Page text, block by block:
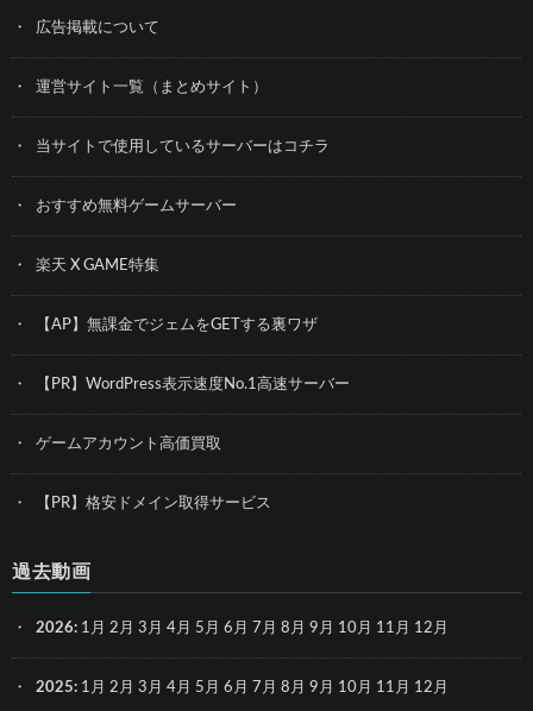
広告掲載について
運営サイト一覧（まとめサイト）
当サイトで使用しているサーバーはコチラ
おすすめ無料ゲームサーバー
楽天 X GAME特集
【AP】無課金でジェムをGETする裏ワザ
【PR】WordPress表示速度No.1高速サーバー
ゲームアカウント高価買取
【PR】格安ドメイン取得サービス
過去動画
2026: 1月 2月 3月 4月 5月 6月 7月 8月 9月 10月 11月 12月
2025: 1月 2月 3月 4月 5月 6月 7月 8月 9月 10月 11月 12月